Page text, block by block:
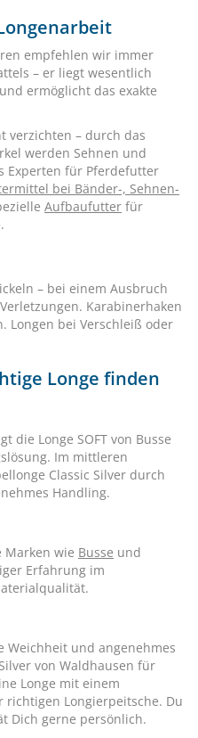
empfehlen wir immer
– er liegt wesentlich
ermöglicht das exakte
verzichten – durch das
werden Sehnen und
Experten für Pferdefutter
bei Bänder-, Sehnen-
Aufbaufutter für
– bei einem Ausbruch
Karabinerhaken
Longen bei Verschleiß oder
Longe finden
die Longe SOFT von Busse
Im mittleren
Classic Silver durch
Handling.
Marken wie Busse und
Erfahrung im
Weichheit und angenehmes
von Waldhausen für
Longe mit einem
Longierpeitsche. Du
Dich gerne persönlich.